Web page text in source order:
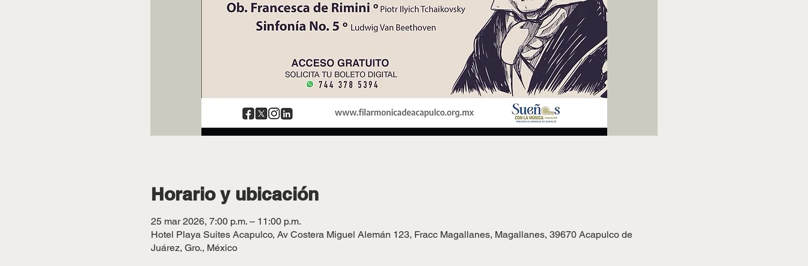
Horario y ubicación
25 mar 2026, 7:00 p.m. – 11:00 p.m.
Hotel Playa Suites Acapulco, Av Costera Miguel Alemán 123, Fracc Magallanes, Magallanes, 39670 Acapulco de
Juárez, Gro., México